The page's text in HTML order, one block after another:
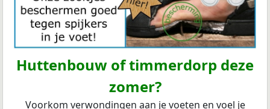
Huttenbouw of timmerdorp deze
zomer?
Voorkom verwondingen aan je voeten en voel je